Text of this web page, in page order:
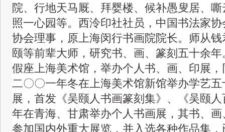
院、行地天马厩、拜婴楼、候补愚叟居、
照一心园等。西泠印社社员，中国书法家
协会理事，原上海闵行书画院院长。师从
颐等前辈大师，研究书、画、篆刻五十余
假座上海美术馆，举办个人书、画、印展
二〇〇一年冬在上海美术馆新馆举办学艺
展，首发《吴颐人书画篆刻集》、《吴颐
年在青海、甘肃举办个人书画展，其书、
参加国内外重大展览，并入选各种作品集